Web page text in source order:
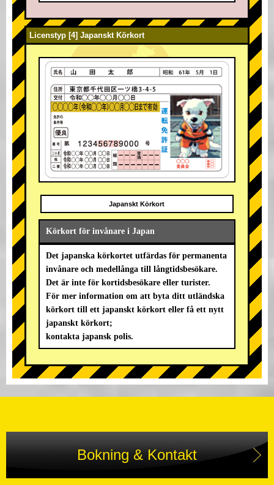
Licenstyp [4] Japanskt Körkort
Japanskt Körkort
Körkort för invånare i Japan
Det japanska körkortet utfärdas för permanenta
invånare och medellånga till långtidsbesökare.
Det är inte för kortidsbesökare eller turister.
För mer information om att byta ditt utländska
körkort till ett japanskt körkort eller få ett nytt
japanskt körkort;
kontakta japansk polis.
Bokning & Kontakt